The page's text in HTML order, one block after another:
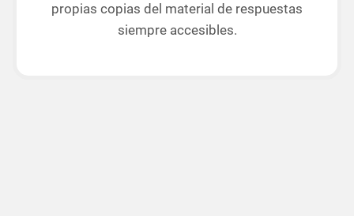
propias copias del material de respuestas
siempre accesibles.